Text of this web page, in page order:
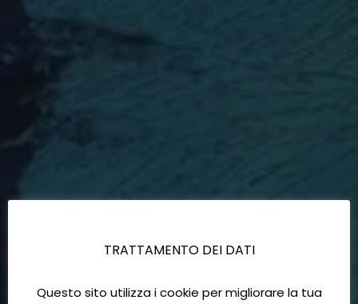
TRATTAMENTO DEI DATI
Questo sito utilizza i cookie per migliorare la tua